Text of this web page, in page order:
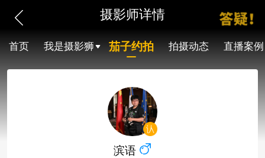
摄影师详情
首页 我是摄影狮 茄子约拍 拍摄动态 直播案例
滨语